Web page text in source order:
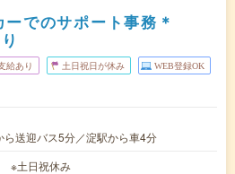
ーでのサポート事務＊
給あり 土日祝日が休み WEB登録OK
ら送迎バス5分／淀駅から車4分
※土日祝休み